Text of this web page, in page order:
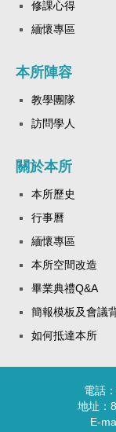
修課心得
緬懷專區
本所陣容
教學團隊
訪問學人
關於本所
本所歷史
行事曆
緬懷專區
本所空間改造
畢業典禮Q&A
簡報模板及會議
如何抵達本所
電話
地址：
E-